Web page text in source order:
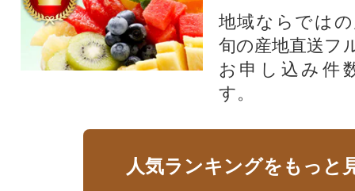
地域ならでは
旬の産地直送フ
お申し込み件
す。
人気ランキングをもっと